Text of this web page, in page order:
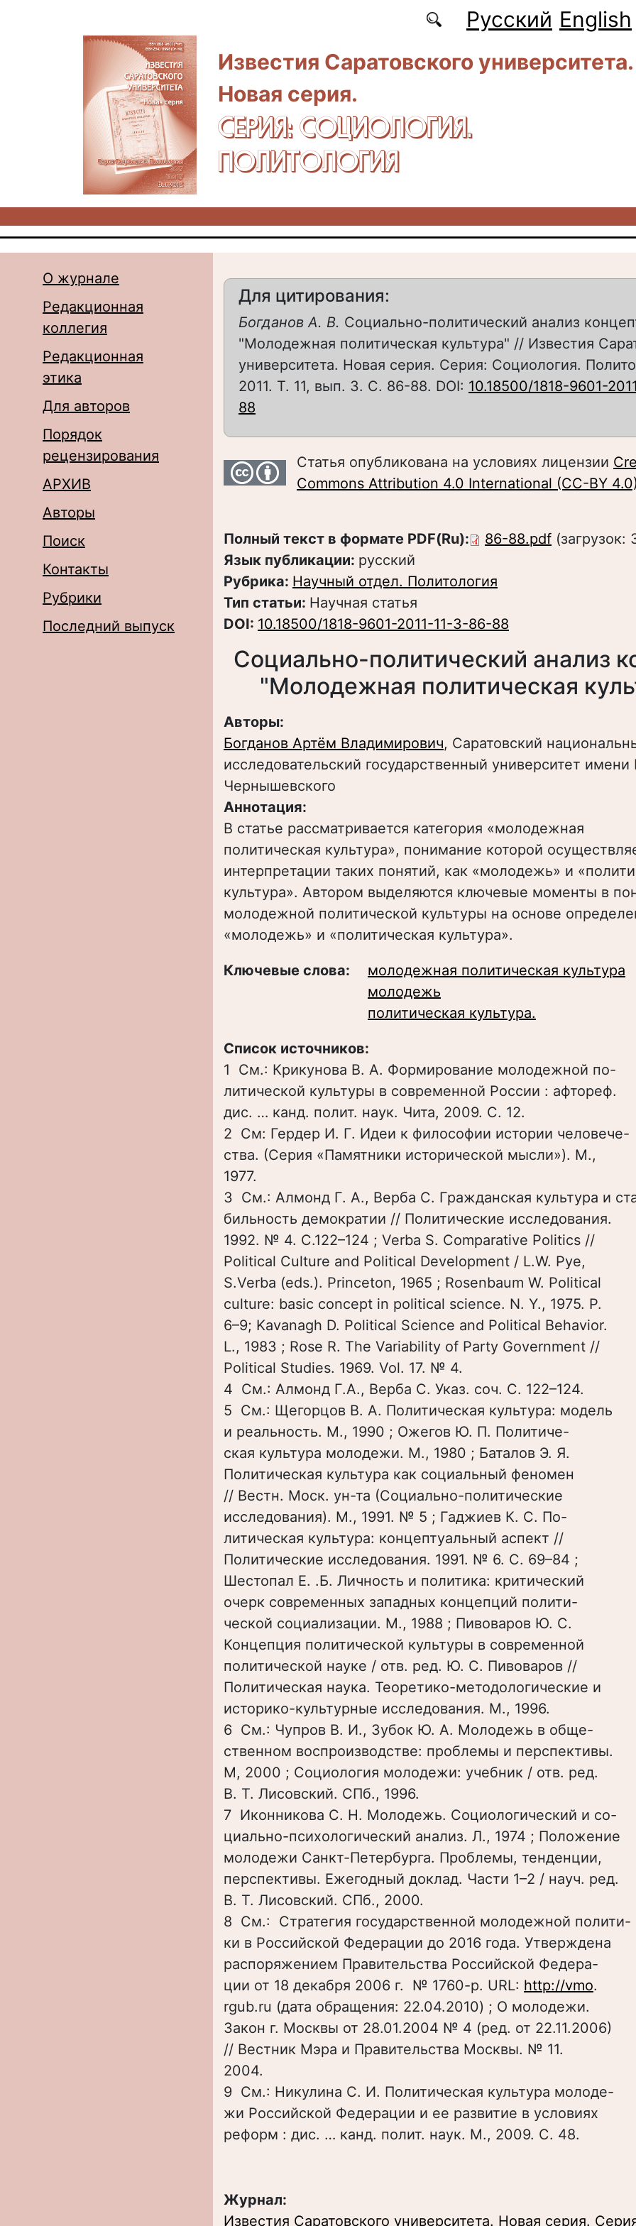
Русский English
Известия Саратовского университета.
Новая серия.
СЕРИЯ: CОЦИОЛОГИЯ.
ПОЛИТОЛОГИЯ
О журнале
Редакционная
коллегия
Редакционная
этика
Для авторов
Порядок
рецензирования
АРХИВ
Авторы
Поиск
Контакты
Рубрики
Последний выпуск
Для цитирования:
Богданов А. В. Социально-политический анализ
"Молодежная политическая культура" // Известия
университета. Новая серия. Серия: Социология.
2011. Т. 11, вып. 3. С. 86-88. DOI: 10.18500/1818-9601-
88
Статья опубликована на условиях лицензии
Commons Attribution 4.0 International (CC-BY
Полный текст в формате PDF(Ru): 86-88.pdf (загрузок:
Язык публикации: русский
Рубрика: Научный отдел. Политология
Тип статьи: Научная статья
DOI: 10.18500/1818-9601-2011-11-3-86-88
Социально-политический анализ
"Молодежная политическая
Авторы:
Богданов Артём Владимирович, Саратовский
исследовательский государственный университет имени
Чернышевского
Аннотация:
В статье рассматривается категория «молодежная
политическая культура», понимание которой
интерпретации таких понятий, как «молодежь» и
культура». Автором выделяются ключевые моменты в
молодежной политической культуры на основе
«молодежь» и «политическая культура».
Ключевые слова:
молодежная политическая культура
молодежь
политическая культура.
Список источников:
1 См.: Крикунова В. А. Формирование молодежной по-
литической культуры в современной России : афтореф.
дис. … канд. полит. наук. Чита, 2009. С. 12.
2 См: Гердер И. Г. Идеи к философии истории человече-
ства. (Серия «Памятники исторической мысли»). М.,
1977.
3 См.: Алмонд Г. А., Верба С. Гражданская культура и
бильность демократии // Политические исследования.
1992. № 4. С.122–124 ; Verba S. Comparative Politics //
Political Culture and Political Development / L.W. Pye,
S.Verba (eds.). Princeton, 1965 ; Rosenbaum W. Political
culture: basic concept in political science. N. Y., 1975. P.
6–9; Kavanagh D. Political Science and Political Behavior.
L., 1983 ; Rose R. The Variability of Party Government //
Political Studies. 1969. Vol. 17. № 4.
4 См.: Алмонд Г.А., Верба С. Указ. соч. С. 122–124.
5 См.: Щегорцов В. А. Политическая культура: модель
и реальность. М., 1990 ; Ожегов Ю. П. Политиче-
ская культура молодежи. М., 1980 ; Баталов Э. Я.
Политическая культура как социальный феномен
// Вестн. Моск. ун-та (Социально-политические
исследования). М., 1991. № 5 ; Гаджиев К. С. По-
литическая культура: концептуальный аспект //
Политические исследования. 1991. № 6. С. 69–84 ;
Шестопал Е. .Б. Личность и политика: критический
очерк современных западных концепций полити-
ческой социализации. М., 1988 ; Пивоваров Ю. С.
Концепция политической культуры в современной
политической науке / отв. ред. Ю. С. Пивоваров //
Политическая наука. Теоретико-методологические и
историко-культурные исследования. М., 1996.
6 См.: Чупров В. И., Зубок Ю. А. Молодежь в обще-
ственном воспроизводстве: проблемы и перспективы.
М, 2000 ; Социология молодежи: учебник / отв. ред.
В. Т. Лисовский. СПб., 1996.
7 Иконникова С. Н. Молодежь. Социологический и со-
циально-психологический анализ. Л., 1974 ; Положение
молодежи Санкт-Петербурга. Проблемы, тенденции,
перспективы. Ежегодный доклад. Части 1–2 / науч. ред.
В. Т. Лисовский. СПб., 2000.
8 См.: Стратегия государственной молодежной полити-
ки в Российской Федерации до 2016 года. Утверждена
распоряжением Правительства Российской Федера-
ции от 18 декабря 2006 г. № 1760-р. URL: http://vmo.
rgub.ru (дата обращения: 22.04.2010) ; О молодежи.
Закон г. Москвы от 28.01.2004 № 4 (ред. от 22.11.2006)
// Вестник Мэра и Правительства Москвы. № 11.
2004.
9 См.: Никулина С. И. Политическая культура молоде-
жи Российской Федерации и ее развитие в условиях
реформ : дис. … канд. полит. наук. М., 2009. С. 48.
Журнал:
Известия Саратовского университета. Новая серия.